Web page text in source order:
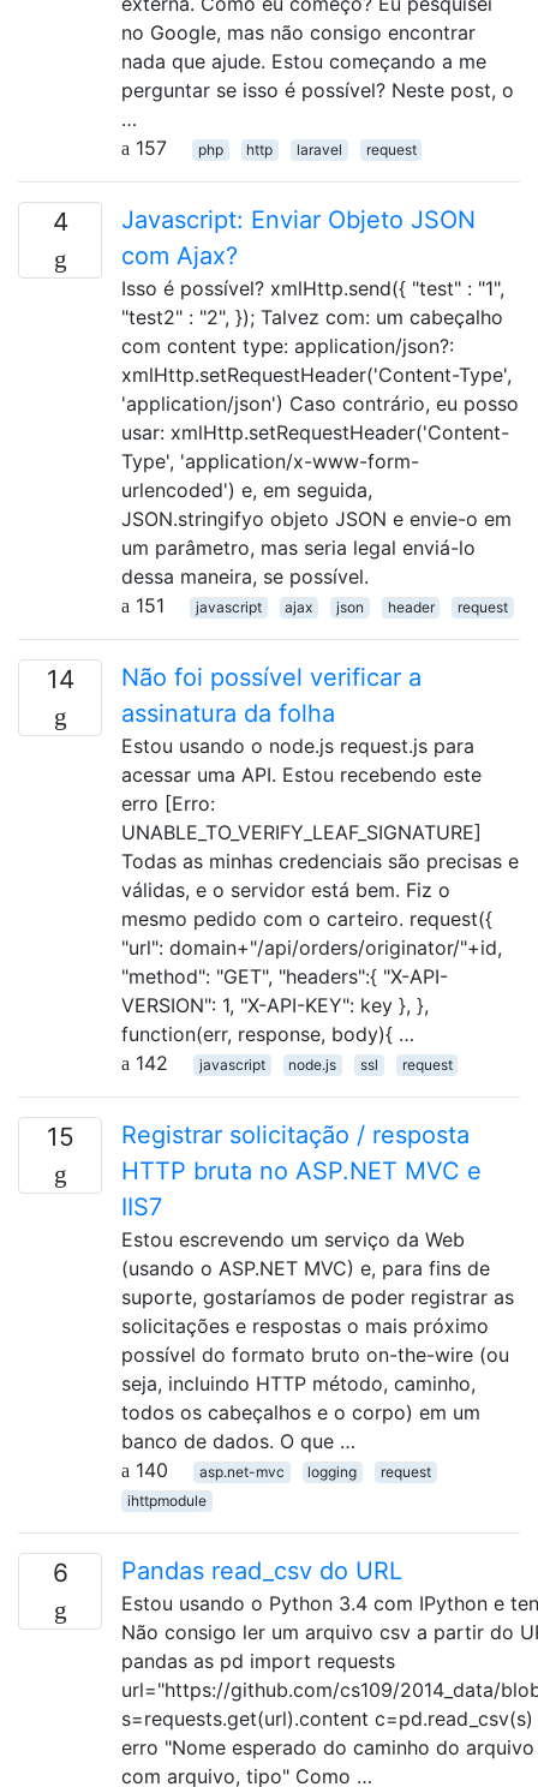
no Google, mas não consigo encontrar
nada que ajude. Estou começando a me
perguntar se isso é possível? Neste post, o
…
157
php http laravel request
4
Javascript: Enviar Objeto JSON
com Ajax?
Isso é possível? xmlHttp.send({ "test" : "1",
"test2" : "2", }); Talvez com: um cabeçalho
com content type: application/json?:
xmlHttp.setRequestHeader('Content-Type',
'application/json') Caso contrário, eu posso
usar: xmlHttp.setRequestHeader('Content-
Type', 'application/x-www-form-
urlencoded') e, em seguida,
JSON.stringifyo objeto JSON e envie-o em
um parâmetro, mas seria legal enviá-lo
dessa maneira, se possível.
151
javascript ajax json header request
14
Não foi possível verificar a
assinatura da folha
Estou usando o node.js request.js para
acessar uma API. Estou recebendo este
erro [Erro:
UNABLE_TO_VERIFY_LEAF_SIGNATURE]
Todas as minhas credenciais são precisas e
válidas, e o servidor está bem. Fiz o
mesmo pedido com o carteiro. request({
"url": domain+"/api/orders/originator/"+id,
"method": "GET", "headers":{ "X-API-
VERSION": 1, "X-API-KEY": key }, },
function(err, response, body){ …
142
javascript node.js ssl request
15
Registrar solicitação / resposta
HTTP bruta no ASP.NET MVC e
IIS7
Estou escrevendo um serviço da Web
(usando o ASP.NET MVC) e, para fins de
suporte, gostaríamos de poder registrar as
solicitações e respostas o mais próximo
possível do formato bruto on-the-wire (ou
seja, incluindo HTTP método, caminho,
todos os cabeçalhos e o corpo) em um
banco de dados. O que …
140
asp.net-mvc logging
request
ihttpmodule
6 Pandas read_csv do URL
Estou usando o Python 3.4 com IPython e
Não consigo ler um arquivo csv a partir do
pandas as pd import requests
url="https://github.com/cs109/2014_data/
s=requests.get(url).content
erro "Nome esperado do caminho do
com arquivo, tipo" Como …